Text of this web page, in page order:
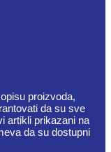
proizvoda,
da su sve
artikli prikazani na
da su dostupni